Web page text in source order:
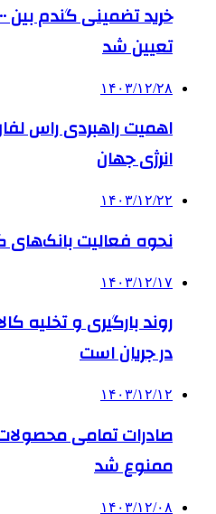
تعیین شد
۱۴۰۳/۱۲/۲۸
اهمیت راهبردی راس
انرژی جهان
۱۴۰۳/۱۲/۲۲
نحوه فعالیت بانک‌های
۱۴۰۳/۱۲/۱۷
روند بارگیری و تخلیه
در جریان است
۱۴۰۳/۱۲/۱۲
صادرات تمامی
ممنوع شد
۱۴۰۳/۱۲/۰۸